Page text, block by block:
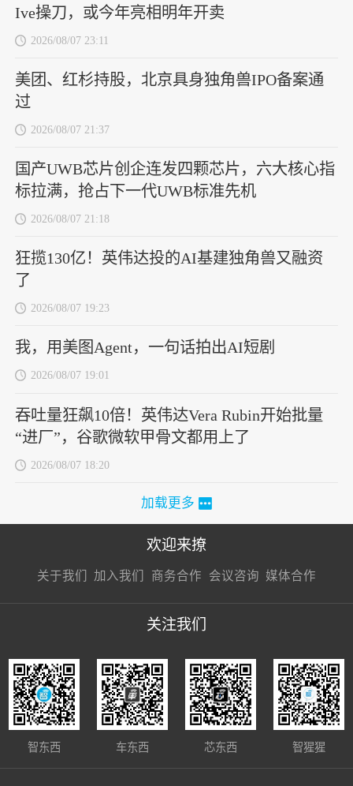
Ive操刀，或今年亮相明年开卖
2026/08/07 23:11
美团、红杉持股，北京具身独角兽IPO备案通
过
2026/08/07 21:37
国产UWB芯片创企连发四颗芯片，六大核心指
标拉满，抢占下一代UWB标准先机
2026/08/07 21:18
狂揽130亿！英伟达投的AI基建独角兽又融资
了
2026/08/07 19:23
我，用美图Agent，一句话拍出AI短剧
2026/08/07 19:01
吞吐量狂飙10倍！英伟达Vera Rubin开始批量
“进厂”，谷歌微软甲骨文都用上了
2026/08/07 18:20
加载更多
欢迎来撩
关于我们 加入我们
接扔简历
商务合作
接开聊
会议咨询 媒体合作
接开聊
关注我们
智东西 车东西 芯东西 智猩猩